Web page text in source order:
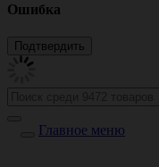
Ошибка
Главное меню